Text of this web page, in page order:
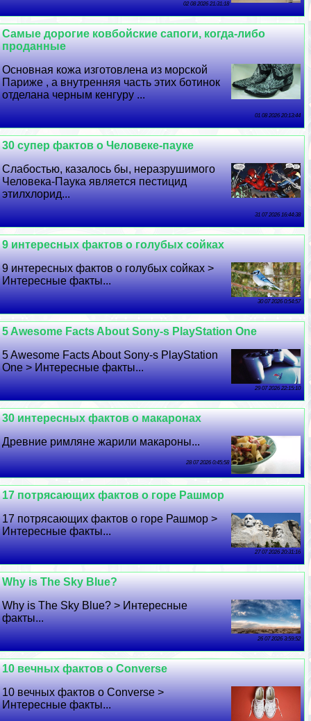
02 08 2026 21:31:18
Самые дорогие ковбойские сапоги, когда-либо
проданные
Основная кожа изготовлена ​​из морской
Париже , а внутренняя часть этих ботинок
отделана черным кенгуру ...
01 08 2026 20:13:44
30 супер фактов о Человеке-пауке
Слабостью, казалось бы, неразрушимого
Человека-Паука является пестицид
этилхлорид...
31 07 2026 16:44:38
9 интересных фактов о гoлyбых сойках
9 интересных фактов о гoлyбых сойках >
Интересные факты...
30 07 2026 0:54:57
5 Awesome Facts About Sony-s PlayStation One
5 Awesome Facts About Sony-s PlayStation
One > Интересные факты...
29 07 2026 22:15:10
30 интересных фактов о макаронах
Древние римляне жарили макароны...
28 07 2026 0:45:58
17 потрясающих фактов о горе Рашмор
17 потрясающих фактов о горе Рашмор >
Интересные факты...
27 07 2026 20:31:16
Why is The Sky Blue?
Why is The Sky Blue? > Интересные
факты...
26 07 2026 3:59:52
10 вечных фактов о Converse
10 вечных фактов о Converse >
Интересные факты...